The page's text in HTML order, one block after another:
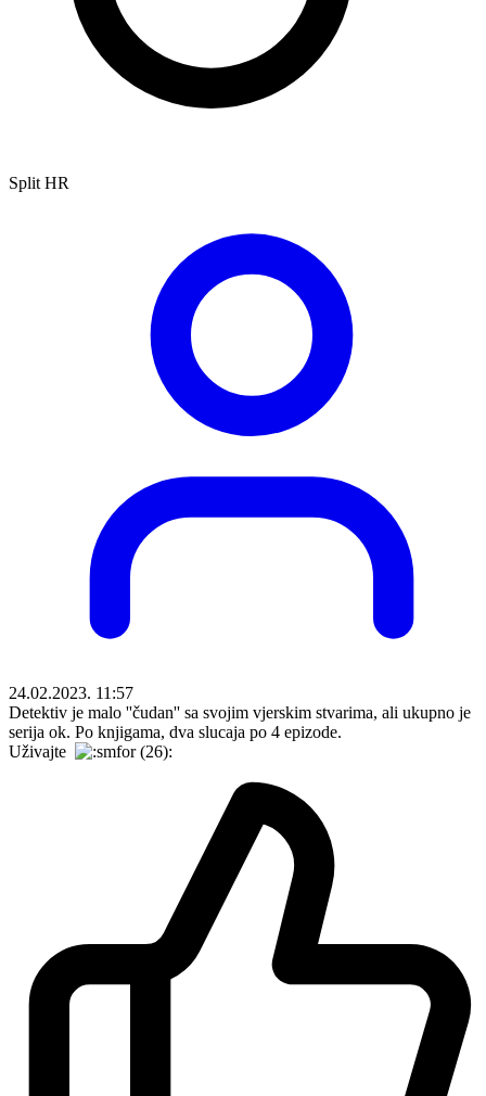
Split HR
24.02.2023. 11:57
Detektiv je malo ''čudan'' sa svojim vjerskim stvarima, ali ukupno je
serija ok. Po knjigama, dva slucaja po 4 epizode.
Uživajte